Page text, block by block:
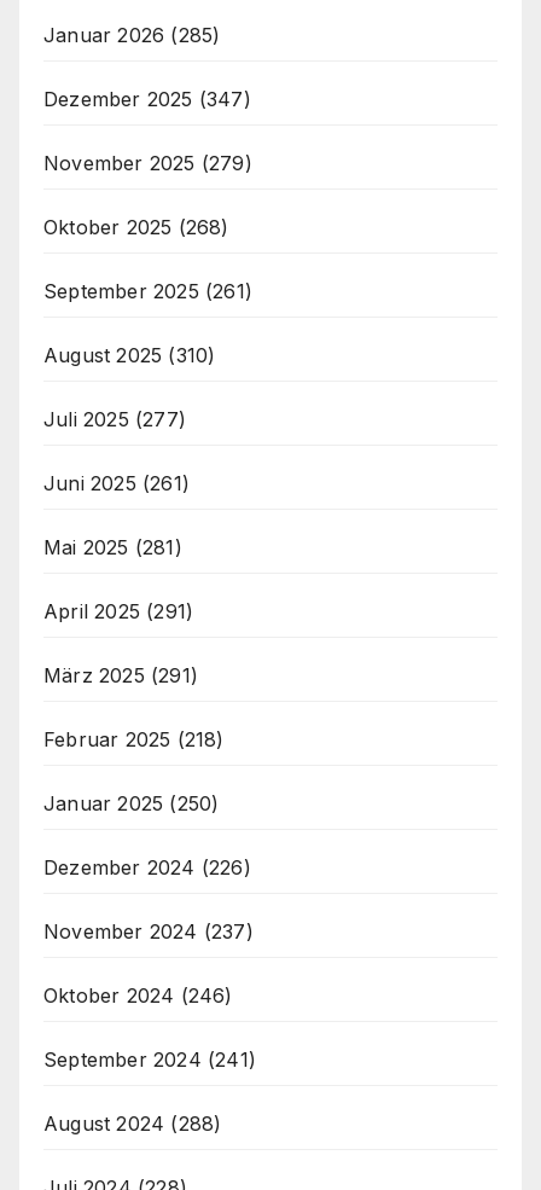
Januar 2026 (285)
Dezember 2025 (347)
November 2025 (279)
Oktober 2025 (268)
September 2025 (261)
August 2025 (310)
Juli 2025 (277)
Juni 2025 (261)
Mai 2025 (281)
April 2025 (291)
März 2025 (291)
Februar 2025 (218)
Januar 2025 (250)
Dezember 2024 (226)
November 2024 (237)
Oktober 2024 (246)
September 2024 (241)
August 2024 (288)